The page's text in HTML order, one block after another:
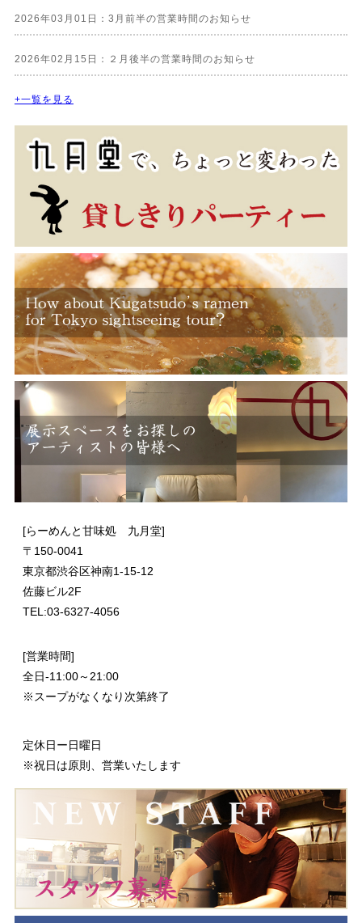
2026年03月01日：3月前半の営業時間のお知らせ
2026年02月15日：２月後半の営業時間のお知らせ
+一覧を見る
[らーめんと甘味処 九月堂]
〒 150-0041
東京都渋谷区神南1-15-12
佐藤ビル2F
TEL:03-6327-4056
[営業時間]
全日-11:00～21:00
※スープがなくなり次第終了
定休日ー日曜日
※祝日は原則、営業いたします